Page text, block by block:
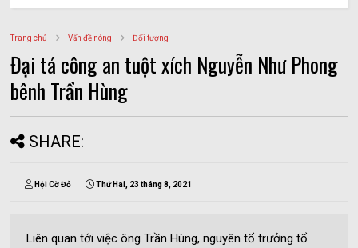
Trang chủ Vấn đề nóng Đối tượng
Đại tá công an tuột xích Nguyễn Như Phong
bênh Trần Hùng
SHARE:
Hội Cờ Đỏ Thứ Hai, 23 tháng 8, 2021
Liên quan tới việc ông Trần Hùng, nguyên tổ trưởng tổ